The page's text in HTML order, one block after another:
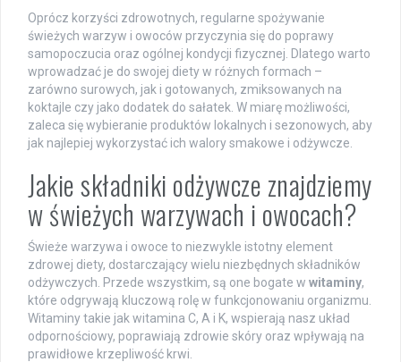
Oprócz korzyści zdrowotnych, regularne spożywanie
świeżych warzyw i owoców przyczynia się do poprawy
samopoczucia oraz ogólnej kondycji fizycznej. Dlatego warto
wprowadzać je do swojej diety w różnych formach –
zarówno surowych, jak i gotowanych, zmiksowanych na
koktajle czy jako dodatek do sałatek. W miarę możliwości,
zaleca się wybieranie produktów lokalnych i sezonowych, aby
jak najlepiej wykorzystać ich walory smakowe i odżywcze.
Jakie składniki odżywcze znajdziemy
w świeżych warzywach i owocach?
Świeże warzywa i owoce to niezwykle istotny element
zdrowej diety, dostarczający wielu niezbędnych składników
odżywczych. Przede wszystkim, są one bogate w witaminy,
które odgrywają kluczową rolę w funkcjonowaniu organizmu.
Witaminy takie jak witamina C, A i K, wspierają nasz układ
odpornościowy, poprawiają zdrowie skóry oraz wpływają na
prawidłowe krzepliwość krwi.